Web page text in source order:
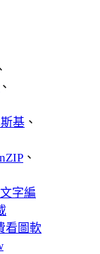
、
基 、
、
字編
看圖軟